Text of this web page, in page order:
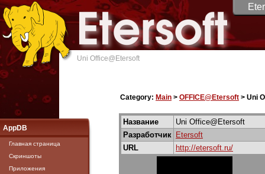
Uni Office@Etersoft
AppDB
Главная страница
Скриншоты
Приложения
Category: Main > OFFICE@Etersoft > Uni
Название
Uni Office@Etersoft
Разработчик Etersoft
URL
http://etersoft.ru/